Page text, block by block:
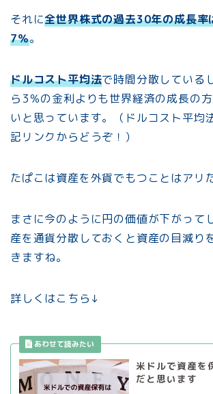
それに全世界株式の過去30年の成長率
7％。
ドルコスト平均法で時間分散している
ら3％の金利よりも世界経済の成長の
いと思っています。（ドルコスト平均
記リンクからどうぞ！）
たぱこは資産を外貨でもつことはアリ
まさに今のように円の価値が下がって
産を通貨分散しておくと資産の目減り
きますね。
詳しくはこちら↓
米ドルで資産を
だと思います